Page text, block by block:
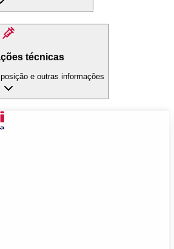
técnicas
e outras informações